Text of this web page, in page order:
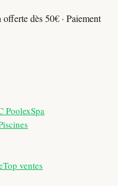
dès 50€ · Paiement
PoolexSpa
Top ventes